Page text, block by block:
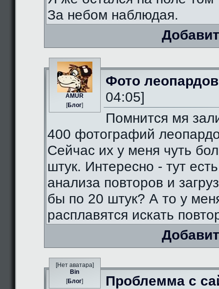
За небом наблюдая.
AMUR
[Блог]
Фото леопардов
04:05]
Помнится мя
400 фотографий
Сейчас их у меня чуть
штук. Интересно - тут
анализа повторов и
бы по 20 штук? А то у
расплавятся искать
[Нет аватара]
Bin
[Блог]
Проблемма с